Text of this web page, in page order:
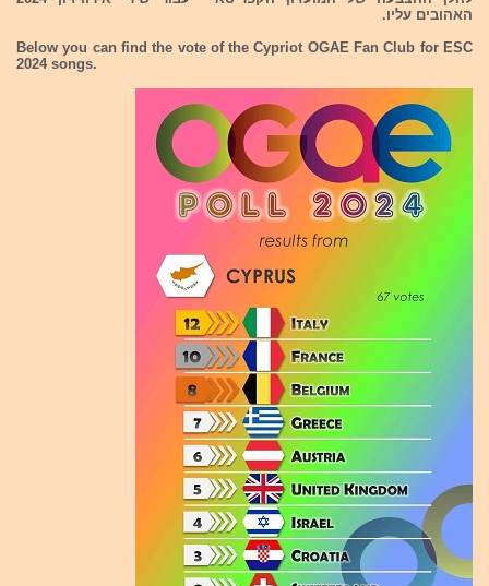
האהובים עליו.
Below you can find the vote of the Cypriot OGAE Fan Club for ESC
2024 songs.